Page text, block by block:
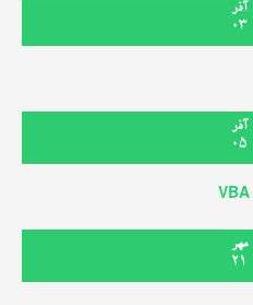
آذر
03
آذر
05
مهر
21